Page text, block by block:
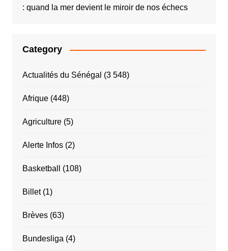
: quand la mer devient le miroir de nos échecs
Category
Actualités du Sénégal (3 548)
Afrique(448)
Agriculture(5)
Alerte Infos(2)
Basketball (108)
Billet(1)
Brèves(63)
Bundesliga (4)